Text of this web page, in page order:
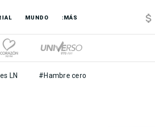
MUNDO :MÁS
LN #Hambre cero